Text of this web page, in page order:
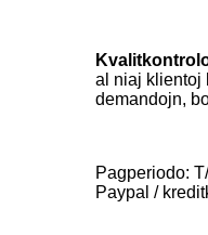
al niaj klientoj
demandojn,
Pagperiodo:
Paypal /